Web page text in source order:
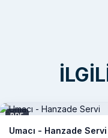
PDF
Umacı - Hanzade Servi